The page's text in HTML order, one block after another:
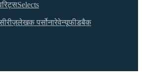
Selects
लेखक पर्सोनारेवेन्यूफीडबैक